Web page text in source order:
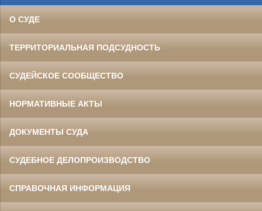
О СУДЕ
ТЕРРИТОРИАЛЬНАЯ ПОДСУДНОСТЬ
СУДЕЙСКОЕ СООБЩЕСТВО
НОРМАТИВНЫЕ АКТЫ
ДОКУМЕНТЫ СУДА
СУДЕБНОЕ ДЕЛОПРОИЗВОДСТВО
СПРАВОЧНАЯ ИНФОРМАЦИЯ